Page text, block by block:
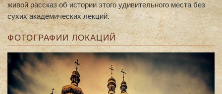
живой рассказ об истории этого удивительного места без
сухих академических лекций.
ФОТОГРАФИИ ЛОКАЦИЙ